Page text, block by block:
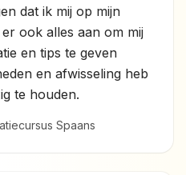
dat ik mij op mijn
ook alles aan om mij
en tips te geven
en afwisseling heb
te houden.
Spaans